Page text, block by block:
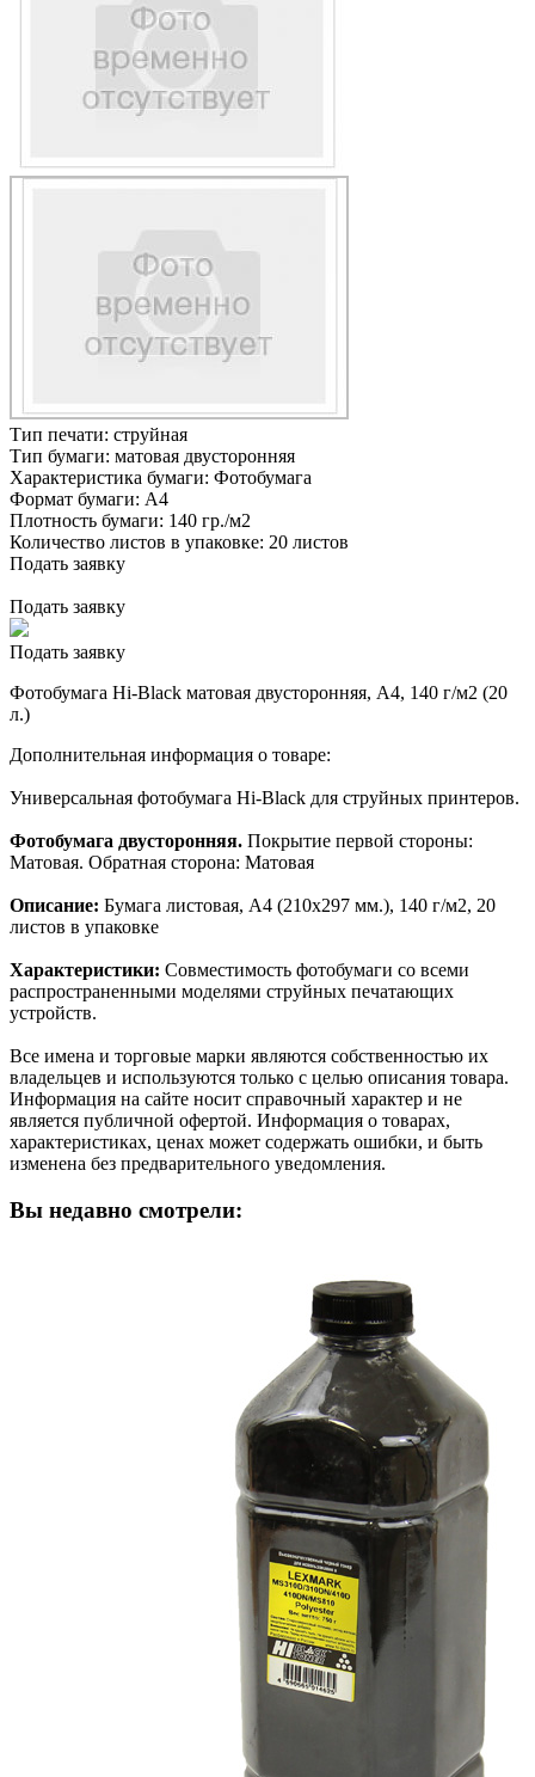
Тип печати: струйная
Тип бумаги: матовая двусторонняя
Характеристика бумаги: Фотобумага
Формат бумаги: А4
Плотность бумаги: 140 гр./м2
Количество листов в упаковке: 20 листов
Подать заявку
Подать заявку
Подать заявку
Фотобумага Hi-Black матовая двусторонняя, A4, 140 г/м2 (20
л.)
Дополнительная информация о товаре:
Универсальная фотобумага Hi-Black для струйныx принтеров.
Фотобумага двусторонняя. Покрытие первой стороны:
Матовая. Обратная сторона: Матовая
Описание: Бумага листовая, A4 (210x297 мм.), 140 г/м2, 20
листов в упаковке
Характеристики: Совместимость фотобумаги со всеми
распространенными моделями струйных печатающих
устройств.
Все имена и торговые марки являются собственностью их
владельцев и используются только с целью описания товара.
Информация на сайте носит справочный характер и не
является публичной офертой. Информация о товарах,
характеристиках, ценах может содержать ошибки, и быть
изменена без предварительного уведомления.
Вы недавно смотрели: